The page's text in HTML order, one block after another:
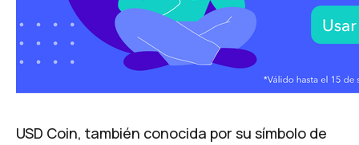
USD Coin, también conocida por su símbolo de